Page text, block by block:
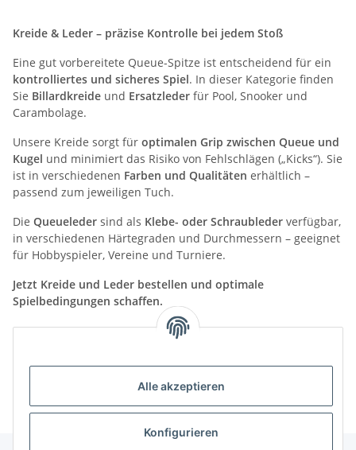
Alle akzeptieren
Konfigurieren
Kreide & Leder – präzise Kontrolle bei jedem Stoß
Eine gut vorbereitete Queue-Spitze ist entscheidend für ein
kontrolliertes und sicheres Spiel. In dieser Kategorie finden
Sie Billardkreide und Ersatzleder für Pool, Snooker und
Carambolage.
Unsere Kreide sorgt für optimalen Grip zwischen Queue und
Kugel und minimiert das Risiko von Fehlschlägen („Kicks“). Sie
ist in verschiedenen Farben und Qualitäten erhältlich –
passend zum jeweiligen Tuch.
Die Queueleder sind als Klebe- oder Schraubleder verfügbar,
in verschiedenen Härtegraden und Durchmessern – geeignet
für Hobbyspieler, Vereine und Turniere.
Jetzt Kreide und Leder bestellen und optimale
Spielbedingungen schaffen.